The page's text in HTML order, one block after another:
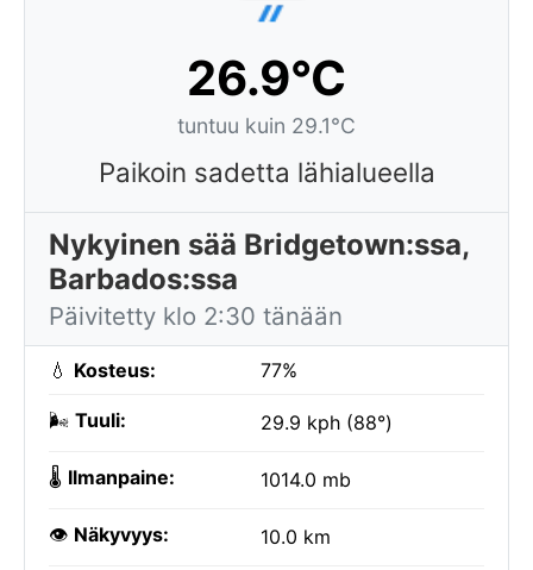
26.9°C
tuntuu kuin 29.1°C
Paikoin sadetta lähialueella
Nykyinen sää Bridgetown:ssa,
Barbados:ssa
Päivitetty klo 2:30 tänään
💧 Kosteus: 77%
🌬️ Tuuli: 29.9 kph (88°)
🌡️ Ilmanpaine: 1014.0 mb
👁️ Näkyvyys: 10.0 km